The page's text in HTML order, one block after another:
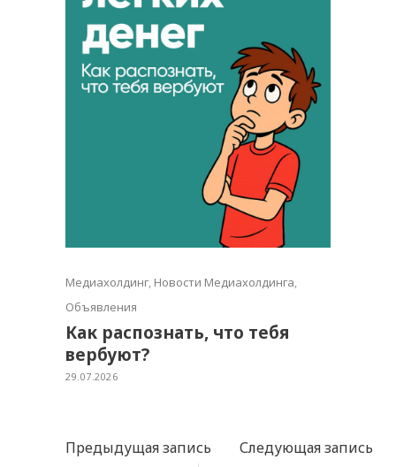
Медиахолдинг, Новости Медиахолдинга,
Объявления
Как распознать, что тебя
вербуют?
29.07.2026
Предыдущая запись
Следующая запись